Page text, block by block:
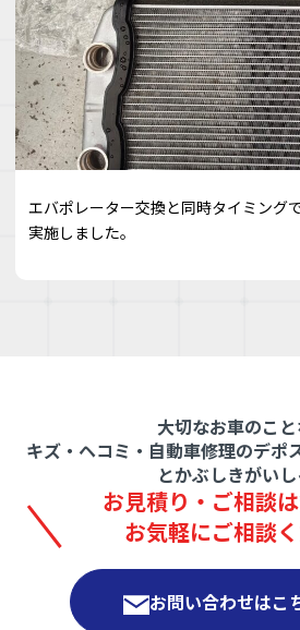
エバポレーター交換と同時タイミング
実施しました。
大切なお車のこ
キズ・ヘコミ・自動車修理のデポ
とかぶしきがいし
お見積り・ご相談は
お気軽にご相談
お問い合わせはこ